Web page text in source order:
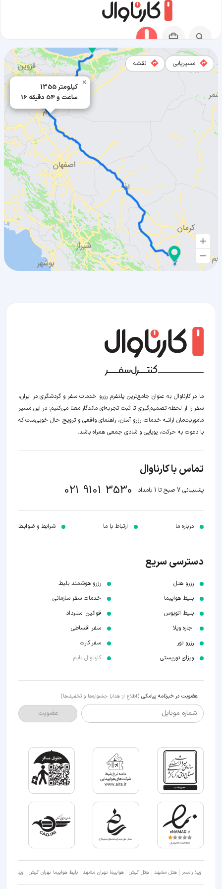
1355 کیلومتر
16 ساعت و 54 دقیقه
×
مسیریابی نقشه
ما در کارناوال به عنوان جامع‌ترین پلتفرم رزرو خدمات سفر و گردشگری در ایران،
سفر را از لحظه‌ تصمیم‌گیری تا ثبت تجربه‌ای ماندگار معنا می‌کنیم؛ در این مسیر‍
ماموریت‌مان اراﺋــﻪ خدمات رزرو آسان، راهنمای واقعی و ترویج حال خوبی‌ست که
با دعوت به حرکت، پویایی و شادی جمعی همراه باشد.
تماس با کارناوال
پشتیبانی 7 صبح تا 1 بامداد: 021 9101 3530
درباره ما ارتباط با ما شرایط و ضوابـط
دسترسی سریع
رزرو هتل
بلیط هواپیما
بلیط اتوبوس
اجاره ویلا
رزرو تور
ویزای توریستی
رزرو هوشمند بلیط
خدمات سفر سازمانی
قوانین استرداد
سفر اقساطی
سفر کارت
کارناوال تایم
عضویت در خبرنامه پیامکی (اطلاع از هدایا جشنواره‌ها و تخفیف‌ها)
شماره موبایل عضویت
ویلا رامسر هتل مشهد هتل کیش هواپیما تهران مشهد بلیط هواپیما تهران کیش ویلا شمال